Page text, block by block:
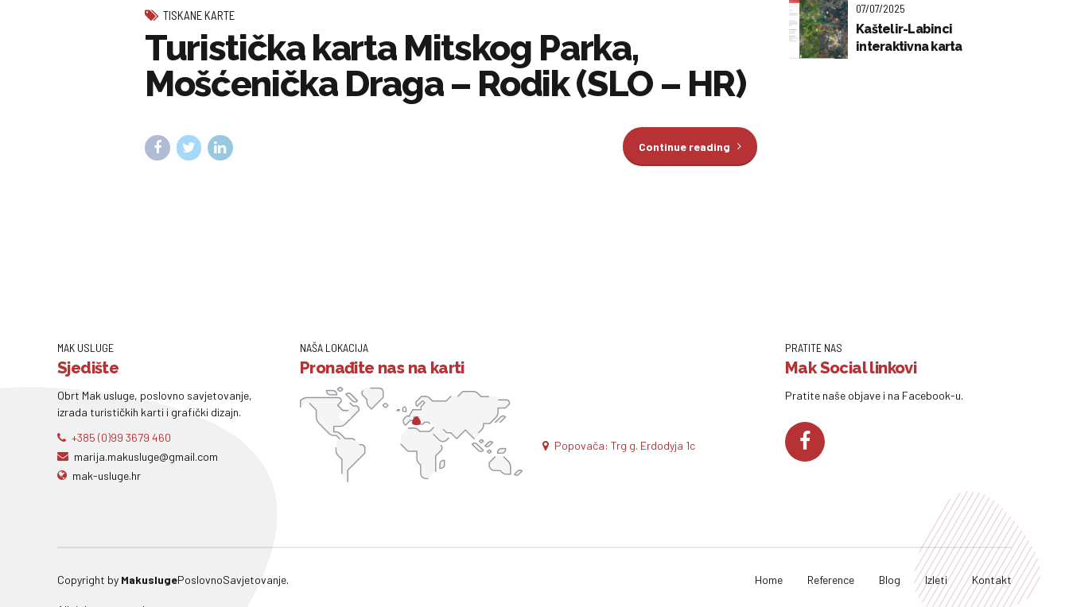
TISKANE KARTE
Turistička karta Mitskog Parka,
Mošćenička Draga – Rodik (SLO – HR)
Continue reading
07/07/2025
Kaštelir-Labinci
interaktivna karta
MAK USLUGE
Sjedište
Obrt Mak usluge, poslovno savjetovanje,
izrada turističkih karti i grafički dizajn.
+385 (0)99 3679 460
marija.makusluge@gmail.com
mak-usluge.hr
NAŠA LOKACIJA
Pronađite nas na karti
Popovača: Trg g. Erdodyja 1c
PRATITE NAS
Mak Social linkovi
Pratite naše objave i na Facebook-u.
Copyright by MakuslugePoslovnoSavjetovanje. Home Reference Blog Izleti Kontakt